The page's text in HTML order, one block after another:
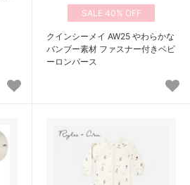
40%
クインシーメイ AW25 やわらかな
バンブー素材 ファスナー付きベビ
ーロンパース